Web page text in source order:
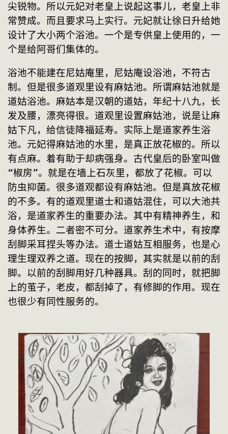
尖锐物。所以元妃对老皇上说起这事儿，老皇上非
常赞成。而且要求马上实行。元妃就让徐日升给她
设计了大小两个浴池。一个是专供皇上使用的，一
个是给阿哥们集体的。
浴池不能建在尼姑庵里，尼姑庵设浴池，不符古
制。但是很多道观里设有麻姑池。所谓麻姑池就是
道姑浴池。麻姑本是汉朝的道姑，年纪十八九，长
发及腰，漂亮得很。道观里设置麻姑池，说是让麻
姑下凡，给信徒降福延寿。实际上是道家养生浴
池。元妃得麻姑池的水里，是真正放花椒的。所以
有点麻。着有助于却病强身。古代皇后的卧室叫做
“椒房”。就是在墙上石灰里，都放了花椒。可以
防虫抑菌。很多道观都设有麻姑池。但是真放花椒
的不多。有的道观里道士和道姑混住，可以大池共
浴，是道家养生的重要办法。其中有精神养生，和
身体养生。二者密不可分。道家养生术中，有按摩
刮脚采耳捏头等办法。道士道姑互相服务，也是心
理生理双养之道。现在的按脚，其实就是以前的刮
脚。以前的刮脚用好几种器具。刮的同时，就把脚
上的茧子，老皮，都刮掉了，有修脚的作用。现在
也很少有同性服务的。